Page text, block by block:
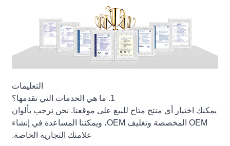
التعليمات
1. ما هي الخدمات التي تقدمها؟
يمكنك اختيار أي منتج متاح للبيع على موقعنا. نحن نرحب بألوان
OEM المخصصة وتغليف OEM، ويمكننا المساعدة في إنشاء
علامتك التجارية الخاصة.